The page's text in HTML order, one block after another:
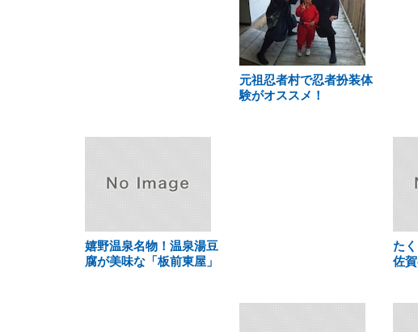
元祖忍者村で忍者扮装体
験がオススメ！
嬉野温泉名物！温泉湯豆
腐が美味な「板前東屋」
た
佐